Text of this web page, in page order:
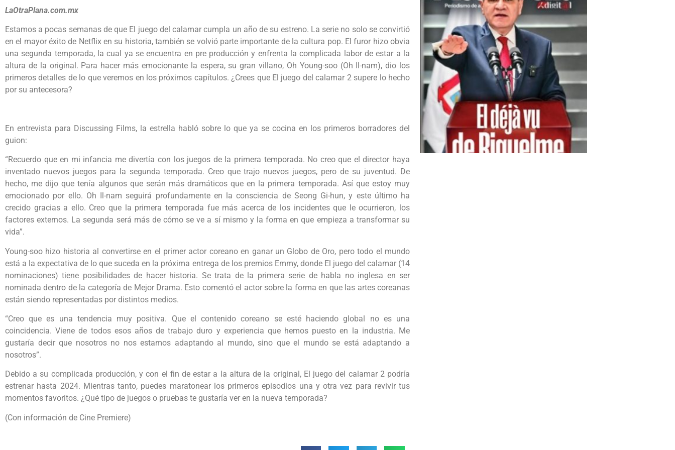
LaOtraPlana.com.mx
Estamos a pocas semanas de que El juego del calamar cumpla un año de su estreno. La serie no solo se convirtió
en el mayor éxito de Netflix en su historia, también se volvió parte importante de la cultura pop. El furor hizo obvia
una segunda temporada, la cual ya se encuentra en pre producción y enfrenta la complicada labor de estar a la
altura de la original. Para hacer más emocionante la espera, su gran villano, Oh Young-soo (Oh Il-nam), dio los
primeros detalles de lo que veremos en los próximos capítulos. ¿Crees que El juego del calamar 2 supere lo hecho
por su antecesora?
En entrevista para Discussing Films, la estrella habló sobre lo que ya se cocina en los primeros borradores del
guion:
“Recuerdo que en mi infancia me divertía con los juegos de la primera temporada. No creo que el director haya
inventado nuevos juegos para la segunda temporada. Creo que trajo nuevos juegos, pero de su juventud. De
hecho, me dijo que tenía algunos que serán más dramáticos que en la primera temporada. Así que estoy muy
emocionado por ello. Oh Il-nam seguirá profundamente en la consciencia de Seong Gi-hun, y este último ha
crecido gracias a ello. Creo que la primera temporada fue más acerca de los incidentes que le ocurrieron, los
factores externos. La segunda será más de cómo se ve a sí mismo y la forma en que empieza a transformar su
vida”.
Young-soo hizo historia al convertirse en el primer actor coreano en ganar un Globo de Oro, pero todo el mundo
está a la expectativa de lo que suceda en la próxima entrega de los premios Emmy, donde El juego del calamar (14
nominaciones) tiene posibilidades de hacer historia. Se trata de la primera serie de habla no inglesa en ser
nominada dentro de la categoría de Mejor Drama. Esto comentó el actor sobre la forma en que las artes coreanas
están siendo representadas por distintos medios.
“Creo que es una tendencia muy positiva. Que el contenido coreano se esté haciendo global no es una
coincidencia. Viene de todos esos años de trabajo duro y experiencia que hemos puesto en la industria. Me
gustaría decir que nosotros no nos estamos adaptando al mundo, sino que el mundo se está adaptando a
nosotros”.
Debido a su complicada producción, y con el fin de estar a la altura de la original, El juego del calamar 2 podría
estrenar hasta 2024. Mientras tanto, puedes maratonear los primeros episodios una y otra vez para revivir tus
momentos favoritos. ¿Qué tipo de juegos o pruebas te gustaría ver en la nueva temporada?
(Con información de Cine Premiere)